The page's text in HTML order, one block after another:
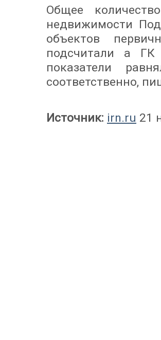
Общее
недвижимости
объектов
подсчитали а
показатели
соответственно,
Источник: irn.ru 21